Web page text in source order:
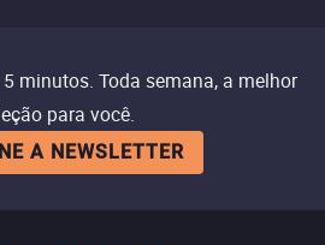
minutos. Toda semana, a melhor
para você.
A NEWSLETTER